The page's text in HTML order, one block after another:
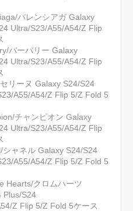
バレンシアガ Galaxy
Ultra/S23/A55/A54/Z Flip
バーバリー Galaxy
Ultra/S23/A55/A54/Z Flip
リーヌ Galaxy S24/S24
A55/A54/Z Flip 5/Z Fold 5
チャンピオン Galaxy
Ultra/S23/A55/A54/Z Flip
シャネル Galaxy S24/S24
A55/A54/Z Flip 5/Z Fold 5
Hearts/クロムハーツ
Plus/S24
Z Flip 5/Z Fold 5ケース